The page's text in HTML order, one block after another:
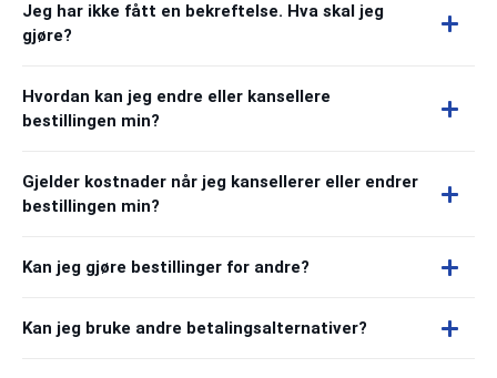
Jeg har ikke fått en bekreftelse. Hva skal jeg
gjøre?
Hvordan kan jeg endre eller kansellere
bestillingen min?
Gjelder kostnader når jeg kansellerer eller endrer
bestillingen min?
Kan jeg gjøre bestillinger for andre?
Kan jeg bruke andre betalingsalternativer?